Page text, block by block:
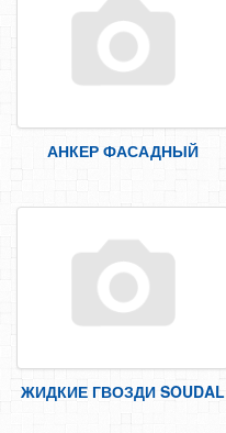
АНКЕР ФАСАДНЫЙ
ЖИДКИЕ ГВОЗДИ SOUDAL